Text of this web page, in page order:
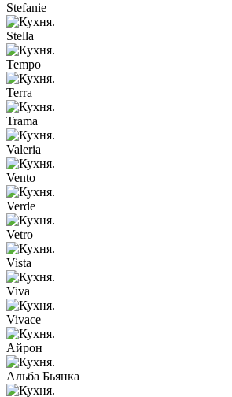
Stefanie
Stella
Tempo
Terra
Trama
Valeria
Vento
Verde
Vetro
Vista
Viva
Vivace
Айрон
Альба Бьянка